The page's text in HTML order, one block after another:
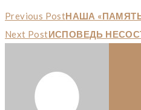
Previous PostНАША
Next PostИСПОВЕДЬ